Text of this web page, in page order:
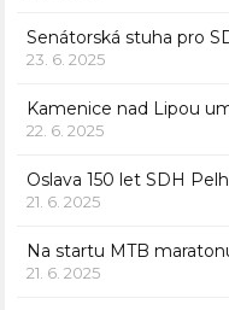
Senátorská stuha pro
23. 6. 2025
Kamenice nad Lipou
22. 6. 2025
Oslava 150 let SDH
21. 6. 2025
Na startu MTB
21. 6. 2025